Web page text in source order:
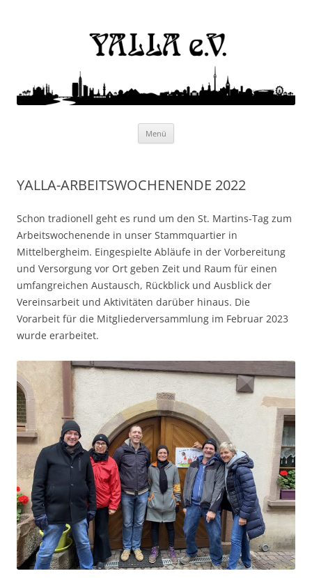
Menü
YALLA-ARBEITSWOCHENENDE 2022
Schon tradionell geht es rund um den St. Martins-Tag zum
Arbeitswochenende in unser Stammquartier in
Mittelbergheim. Eingespielte Abläufe in der Vorbereitung
und Versorgung vor Ort geben Zeit und Raum für einen
umfangreichen Austausch, Rückblick und Ausblick der
Vereinsarbeit und Aktivitäten darüber hinaus. Die
Vorarbeit für die Mitgliederversammlung im Februar 2023
wurde erarbeitet.